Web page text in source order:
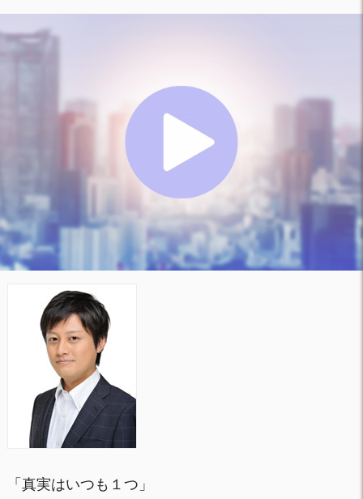
「真実はいつも１つ」